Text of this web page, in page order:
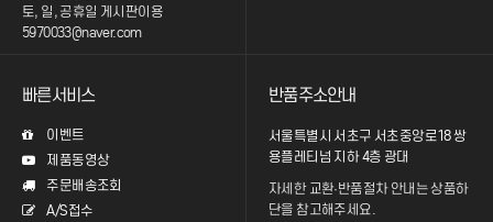
토, 일, 공휴일 게시판이용
5970033@naver.com
빠른서비스
이벤트
제품동영상
주문배송조회
A/S접수
반품주소안내
서울특별시 서초구 서초중앙로18 쌍
용플레티넘 지하 4층 광대
자세한 교환·반품절차 안내는상품하
단을 참고해주세요.